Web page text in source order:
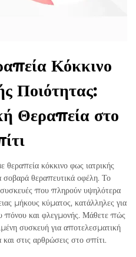
Κόκκινο
Ποιότητας:
Θεραπεία στο
κόκκινο φως ιατρικής
σοβαρά θεραπευτικά οφέλη. Το
που πληρούν υψηλότερα
μήκους κύματος, κατάλληλες για
πόνου και φλεγμονής. Μάθετε πώς
συσκευή για αποτελεσματική
στις αρθρώσεις στο σπίτι.